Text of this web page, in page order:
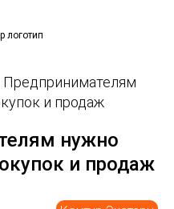
Предпринимателям
и продаж
нужно
и продаж